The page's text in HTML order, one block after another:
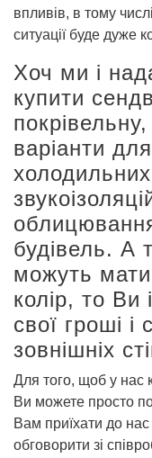
впливів, в тому
ситуації буде дуже
Хоч ми і
купити
варіанти
будівель. А
можуть
колір, то Ви
свої гроші
зовнішніх
Для того, щоб у нас
Ви можете просто
Вам приїхати до
обговорити зі